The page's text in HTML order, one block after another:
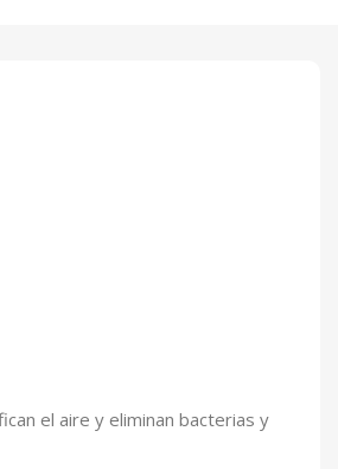
el aire y eliminan bacterias y